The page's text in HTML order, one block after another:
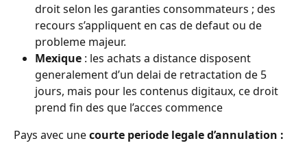
droit selon les garanties consommateurs ; des
recours s’appliquent en cas de defaut ou de
probleme majeur.
Mexique : les achats a distance disposent
generalement d’un delai de retractation de 5
jours, mais pour les contenus digitaux, ce droit
prend fin des que l’acces commence
Pays avec une courte periode legale d’annulation :